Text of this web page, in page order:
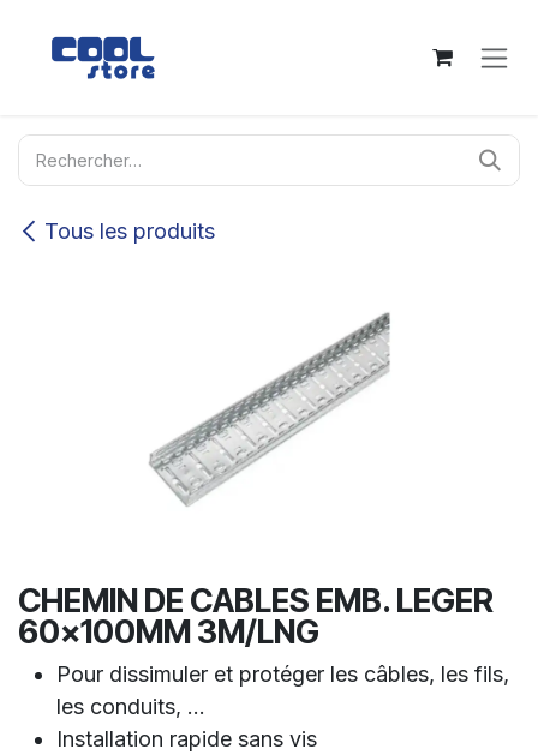
Tous les produits
CHEMIN DE CABLES EMB. LEGER
60x100MM 3M/LNG
Pour dissimuler et protéger les câbles, les fils,
les conduits, ...
Installation rapide sans vis